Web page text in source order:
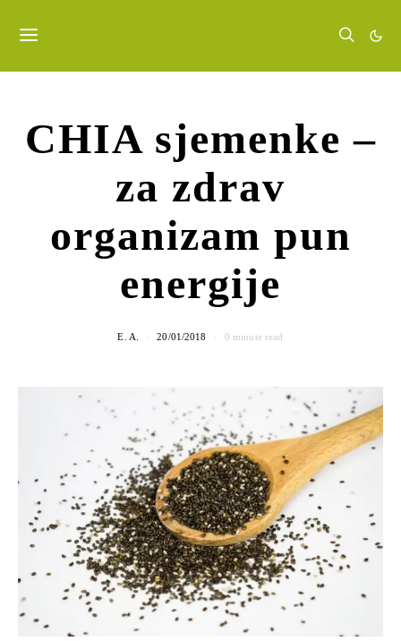
CHIA sjemenke –
za zdrav
organizam pun
energije
E. A. 20/01/2018 0 minute read